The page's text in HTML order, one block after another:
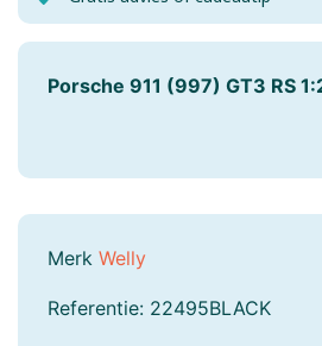
Porsche 911 (997) GT3 RS
Merk Welly
Referentie: 22495BLACK